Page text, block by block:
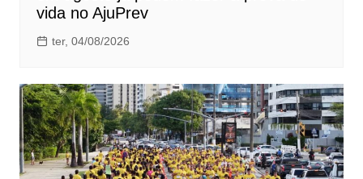
vida no AjuPrev
ter, 04/08/2026